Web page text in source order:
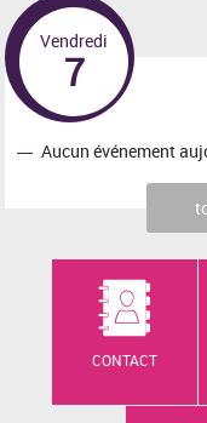
Vendredi
7
Aucun événement
CONTACT